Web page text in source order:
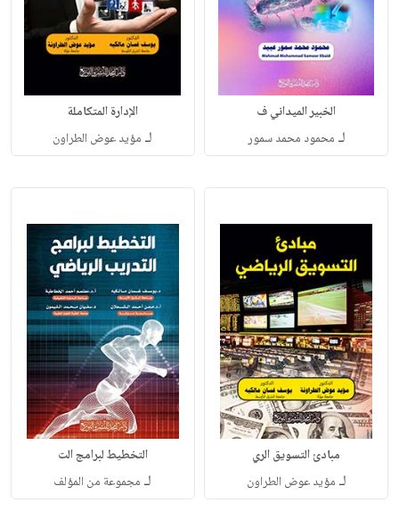
الخبير الميداني ف
لـ محمود محمد سمور
الإدارة المتكاملة
لـ مؤيد عوض الطراون
مبادئ التسويق الري
لـ مؤيد عوض الطراون
التخطيط لبرامج الت
لـ مجموعة من المؤلف